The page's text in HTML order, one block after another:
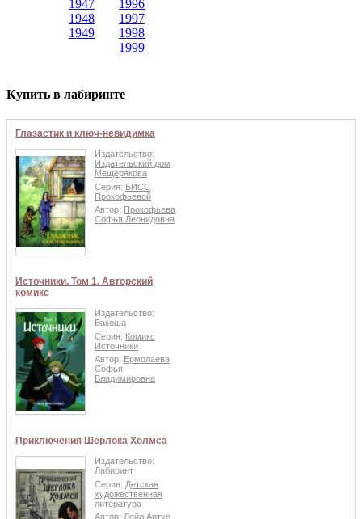
1947
1948
1949
1996
1997
1998
1999
Купить в лабиринте
Глазастик и ключ-невидимка
Издательство:
Издательский дом
Мещерякова
Серия: БИСС
Прокофьевой
Автор: Прокофьева
Софья Леонидовна
Источники. Том 1. Авторский
комикс
Издательство:
Вакоша
Серия: Комикс
Источники
Автор: Ермолаева
Софья
Владимировна
Приключения Шерлока Холмса
Издательство:
Лабиринт
Серия: Детская
художественная
литература
Автор: Дойл Артур